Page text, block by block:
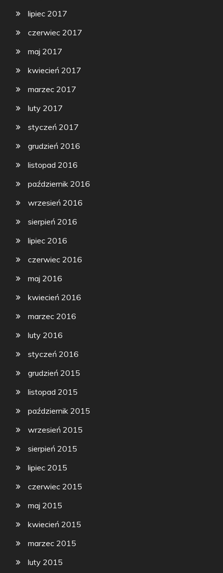
lipiec 2017
czerwiec 2017
maj 2017
kwiecień 2017
marzec 2017
luty 2017
styczeń 2017
grudzień 2016
listopad 2016
październik 2016
wrzesień 2016
sierpień 2016
lipiec 2016
czerwiec 2016
maj 2016
kwiecień 2016
marzec 2016
luty 2016
styczeń 2016
grudzień 2015
listopad 2015
październik 2015
wrzesień 2015
sierpień 2015
lipiec 2015
czerwiec 2015
maj 2015
kwiecień 2015
marzec 2015
luty 2015